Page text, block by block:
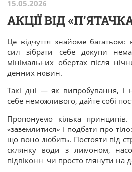
15.05.2026
АКЦІЇ ВІД
Це відчуття знайоме багатьом:
сил зібрати себе докупи
мінімальних обертах після
денних новин.
Такі дні — як випробування, і
себе неможливого, дайте собі
Пропонуємо кілька
«заземлитися» і подбати про
що воно любить. Постояти під
склянку води з лимоном,
підвіконні чи просто глянути на